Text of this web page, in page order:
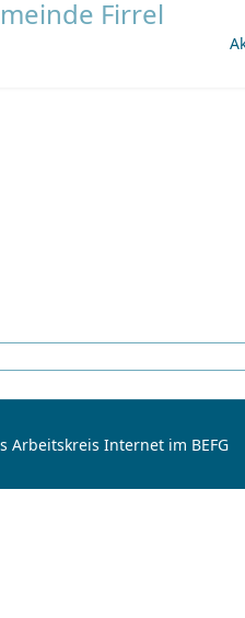
Internet im BEFG